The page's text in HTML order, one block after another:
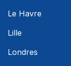
Le Havre
Lille
Londres